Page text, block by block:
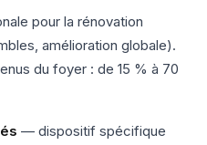
pour la rénovation
amélioration globale).
du foyer : de 15 % à 70
— dispositif spécifique